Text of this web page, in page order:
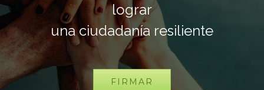
lograr
una ciudadanía resiliente
FIRMAR